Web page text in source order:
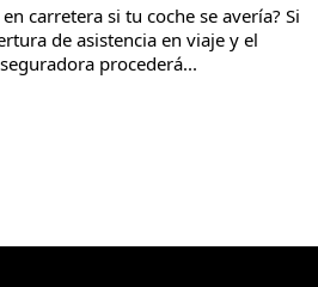
carretera si tu coche se avería? Si
de asistencia en viaje y el
procederá...